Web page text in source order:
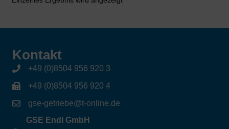
Kontakt
+49 (0)8504 956 920 3
+49 (0)8504 956 920 4
gse-getriebe@t-online.de
GSE Endl GmbH